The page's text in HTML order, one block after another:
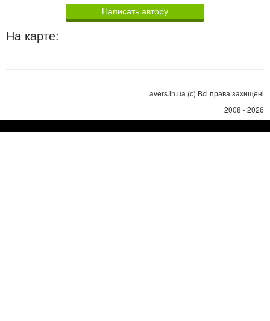
Написать автору
На карте:
avers.in.ua (с) Всі права захищені
2008 - 2026